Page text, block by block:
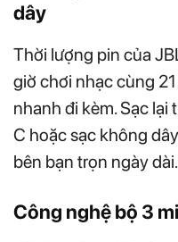
dây
Thời lượng pin của
giờ chơi nhạc cùng
nhanh đi kèm. Sạc
C hoặc sạc không
bên bạn trọn ngày dài.
Công nghệ bộ 3